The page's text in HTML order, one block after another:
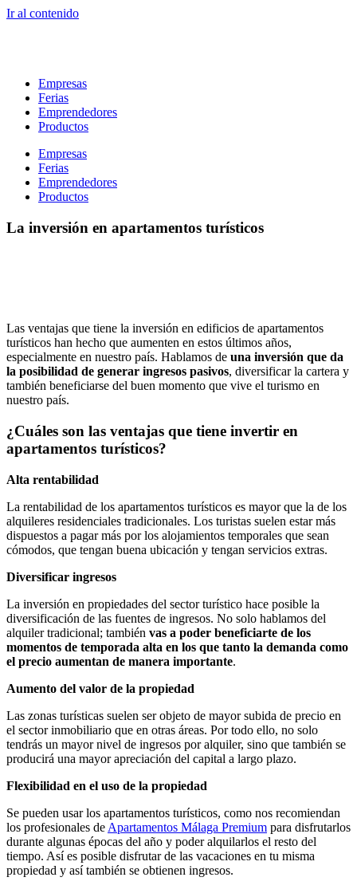
Ir al contenido
Empresas
Ferias
Emprendedores
Productos
Empresas
Ferias
Emprendedores
Productos
La inversión en apartamentos turísticos
Las ventajas que tiene la inversión en edificios de apartamentos
turísticos han hecho que aumenten en estos últimos años,
especialmente en nuestro país. Hablamos de una inversión que da
la posibilidad de generar ingresos pasivos, diversificar la cartera y
también beneficiarse del buen momento que vive el turismo en
nuestro país.
¿Cuáles son las ventajas que tiene invertir en
apartamentos turísticos?
Alta rentabilidad
La rentabilidad de los apartamentos turísticos es mayor que la de los
alquileres residenciales tradicionales. Los turistas suelen estar más
dispuestos a pagar más por los alojamientos temporales que sean
cómodos, que tengan buena ubicación y tengan servicios extras.
Diversificar ingresos
La inversión en propiedades del sector turístico hace posible la
diversificación de las fuentes de ingresos. No solo hablamos del
alquiler tradicional; también vas a poder beneficiarte de los
momentos de temporada alta en los que tanto la demanda como
el precio aumentan de manera importante.
Aumento del valor de la propiedad
Las zonas turísticas suelen ser objeto de mayor subida de precio en
el sector inmobiliario que en otras áreas. Por todo ello, no solo
tendrás un mayor nivel de ingresos por alquiler, sino que también se
producirá una mayor apreciación del capital a largo plazo.
Flexibilidad en el uso de la propiedad
Se pueden usar los apartamentos turísticos, como nos recomiendan
los profesionales de Apartamentos Málaga Premium para disfrutarlos
durante algunas épocas del año y poder alquilarlos el resto del
tiempo. Así es posible disfrutar de las vacaciones en tu misma
propiedad y así también se obtienen ingresos.